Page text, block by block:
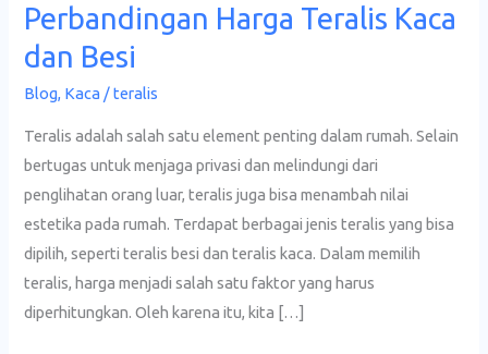
Perbandingan Harga Teralis Kaca
dan Besi
Blog, Kaca /teralis
Teralis adalah salah satu element penting dalam rumah. Selain
bertugas untuk menjaga privasi dan melindungi dari
penglihatan orang luar, teralis juga bisa menambah nilai
estetika pada rumah. Terdapat berbagai jenis teralis yang bisa
dipilih, seperti teralis besi dan teralis kaca. Dalam memilih
teralis, harga menjadi salah satu faktor yang harus
diperhitungkan. Oleh karena itu, kita […]
Perbandingan
Harga
Teralis
Kaca
dan
Besi